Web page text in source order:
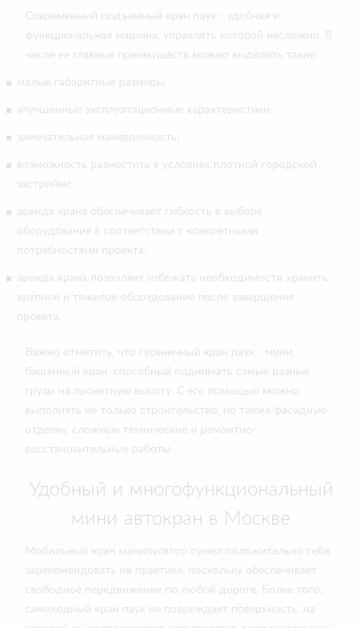
Современный подъемный кран паук - удобная и
функциональная машина, управлять которой несложно. В
числе ее главных преимуществ можно выделить такие:
малые габаритные размеры;
улучшенные эксплуатационные характеристики;
замечательная маневренность;
возможность разместить в условиях плотной городской
застройки;
аренда крана обеспечивает гибкость в выборе
оборудования в соответствии с конкретными
потребностями проекта;
аренда крана позволяет избежать необходимости хранить
крупное и тяжелое оборудование после завершения
проекта.
Важно отметить, что гусеничный кран паук - мини
башенный кран, способный поднимать самые разные
грузы на проектную высоту. С его помощью можно
выполнять не только строительство, но также фасадную
отделку, сложные технические и ремонтно-
восстановительные работы.
Удобный и многофункциональный
мини автокран в Москве
Мобильный кран манипулятор сумел положительно себя
зарекомендовать на практике, поскольку обеспечивает
свободное передвижение по любой дороге. Более того,
самоходный кран паук не повреждает поверхность, на